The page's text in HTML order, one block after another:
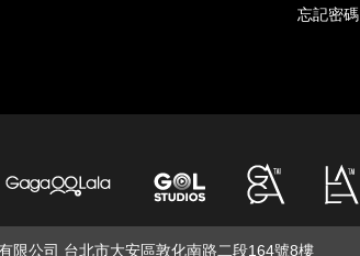
忘記密碼
限公司 台北市大安區敦化南路二段164號8樓